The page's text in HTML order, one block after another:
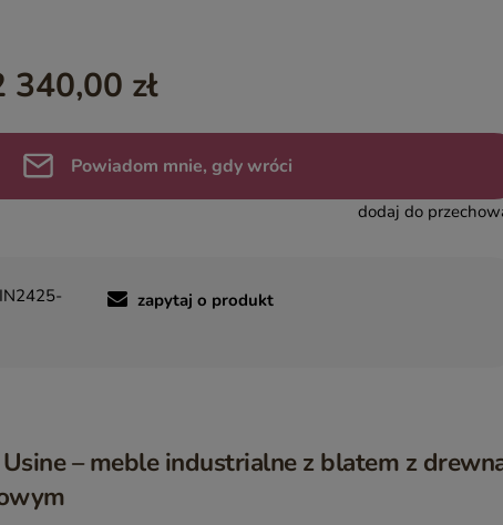
BOHO LOCO – NATURALNE DREWNO RZEŹBIONE
MASALA – KOLOROWE MEBLE INDYJSKIE
BINDI – MEBLE ORIENTALNE ZŁOTE
340,00 zł
Powiadom mnie, gdy wróci
dodaj do
zapytaj o produkt
– meble industrialne z blatem z